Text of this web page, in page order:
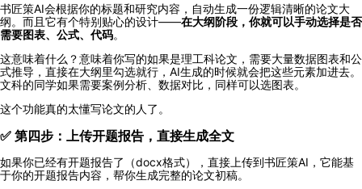
书匠策AI会根据你的标题和研究内容，自动生成一份逻辑清晰的论文大
纲。而且它有个特别贴心的设计——在大纲阶段，你就可以手动选择是否
需要图表、公式、代码。
这意味着什么？意味着你写的如果是理工科论文，需要大量数据图表和公
式推导，直接在大纲里勾选就行，AI生成的时候就会把这些元素加进去。
文科的同学如果需要案例分析、数据对比，同样可以选图表。
这个功能真的太懂写论文的人了。
✅ 第四步：上传开题报告，直接生成全文
如果你已经有开题报告了（docx格式），直接上传到书匠策AI，它能基
于你的开题报告内容，帮你生成完整的论文初稿。